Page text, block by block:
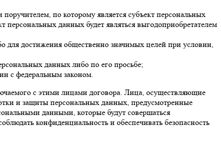
по которому является субъект персональных
данных будет являться выгодоприобретателем
для достижения общественно значимых целей при условии,
данных либо по его просьбе;
с федеральным законом.
с этими лицами договора. Лица, осуществляющие
и защиты персональных данных, предусмотренные
данными, которые будут совершаться
конфиденциальность и обеспечивать безопасность